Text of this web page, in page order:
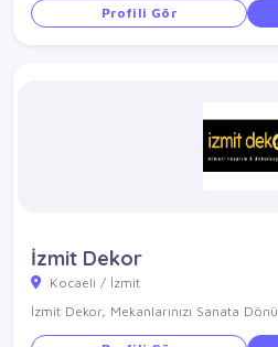
Profili Gör
İzmit Dekor
Kocaeli / İzmit
İzmit Dekor, Mekanlarınızı Sanata